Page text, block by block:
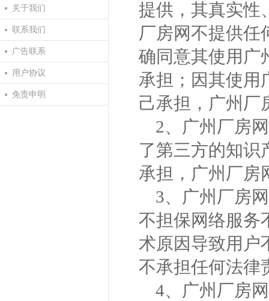
关于我们
联系我们
广告联系
用户协议
免责申明
提供，其真实性
厂房网不提供任
确同意其使用广
承担；因其使用
己承担，广州厂
2、广州厂房
了第三方的知识
承担，广州厂房
3、广州厂房
不担保网络服务
术原因导致用户
不承担任何法律
4、广州厂房